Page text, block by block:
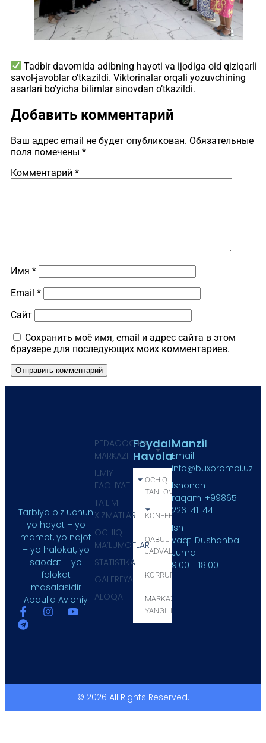
Tadbir davomida adibning hayoti va ijodiga oid qiziqarli
savol-javoblar o’tkazildi. Viktorinalar orqali yozuvchining
asarlari bo’yicha bilimlar sinovdan o’tkazildi.
Добавить комментарий
Ваш адрес email не будет опубликован. Обязательные
поля помечены *
Комментарий *
Имя *
Email *
Сайт
Сохранить моё имя, email и адрес сайта в этом
браузере для последующих моих комментариев.
Tarbiya biz uchun
yo hayot – yo
mamot, yo najot
– yo halokat, yo
saodat – yo
falokat
masalasidir
Abdulla Avloniy
Foydali
Havola
OCHIQ
TANLOV
KONFERENSIYA
QABUL
JADVALI
KORRUPSIYA
MARKAZ
YANGILIKLARI
PEDAGOGIKA
MARKAZI
ILMIY
FAOLIYAT
TA’LIM
XIZMATLARI
OCHIQ
MA’LUMOTLAR
STATISTIKA
GALEREYA
ALOQA
Manzil
Email:
info@buxoromoi.uz
Ishonch
raqami:+99865
226-41-44
Ish
vaqti:Dushanba-
Juma
9:00 - 18:00
© 2026 All Rights Reserved.